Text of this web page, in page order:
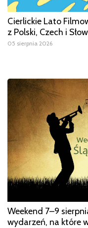
Cierlickie Lato
z Polski, Czech i
05 sierpnia 2026
Weekend 7–9
wydarzeń, na które